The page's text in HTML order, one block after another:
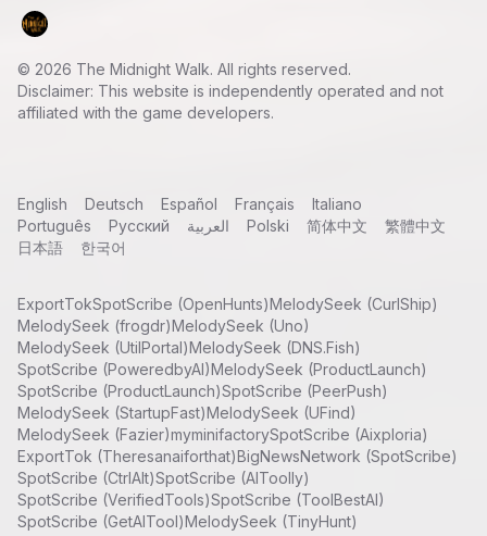
© 2026 The Midnight Walk. All rights reserved.
Disclaimer: This website is independently operated and not
affiliated with the game developers.
English Deutsch Español Français
Italiano
Português
Русский العربية Polski 简体中文
繁體中文
日本語
한국어
ExportTokSpotScribe (OpenHunts)MelodySeek (CurlShip)
MelodySeek (frogdr)MelodySeek (Uno)
MelodySeek (UtilPortal)MelodySeek (DNS.Fish)
SpotScribe (PoweredbyAI)MelodySeek (ProductLaunch)
SpotScribe (ProductLaunch)SpotScribe (PeerPush)
MelodySeek (StartupFast)MelodySeek (UFind)
MelodySeek (Fazier)myminifactorySpotScribe (Aixploria)
ExportTok (Theresanaiforthat)BigNewsNetwork (SpotScribe)
SpotScribe (CtrlAlt)SpotScribe (AIToolly)
SpotScribe (VerifiedTools)SpotScribe (ToolBestAI)
SpotScribe (GetAITool)MelodySeek (TinyHunt)